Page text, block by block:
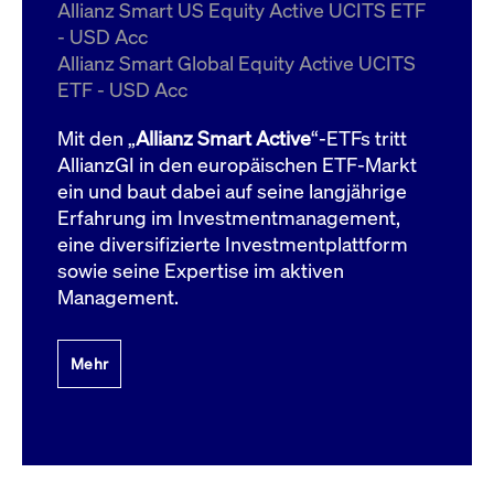
Allianz Smart US Equity Active UCITS ETF
- USD Acc
Allianz Smart Global Equity Active UCITS
ETF - USD Acc
Mit den „Allianz Smart Active“-ETFs tritt
AllianzGI in den europäischen ETF-Markt
ein und baut dabei auf seine langjährige
Erfahrung im Investmentmanagement,
eine diversifizierte Investmentplattform
sowie seine Expertise im aktiven
Management.
Mehr
ApplicationGatewayAffinityCORS
boerse.com
Domain
bis